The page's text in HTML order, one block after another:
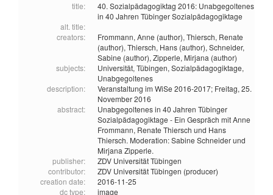
title:
40. Sozialpädagogiktag 2016: Unabgegoltenes
in 40 Jahren Tübinger Sozialpädagogiktage
alt. title:
creators:
Frommann, Anne (author), Thiersch, Renate
(author), Thiersch, Hans (author), Schneider,
Sabine (author), Zipperle, Mirjana (author)
subjects:
Universität, Tübingen, Sozialpädagogiktage,
Unabgegoltenes
description:
Veranstaltung im WiSe 2016-2017; Freitag, 25.
November 2016
abstract:
Unabgegoltenes in 40 Jahren Tübinger
Sozialpädagogiktage - Ein Gespräch mit Anne
Frommann, Renate Thiersch und Hans
Thiersch. Moderation: Sabine Schneider und
Mirjana Zipperle.
publisher:
ZDV Universität Tübingen
contributor:
ZDV Universität Tübingen (producer)
creation date:
2016-11-25
dc type:
image